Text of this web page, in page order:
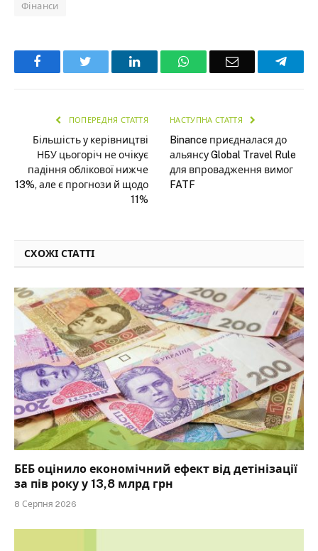
Фінанси
Facebook LinkedInWhatsAppEmail
ПОПЕРЕДНЯ СТАТТЯ
Більшість у керівництві
НБУ цьогоріч не очікує
падіння облікової нижче
13%, але є прогнози й щодо
11%
НАСТУПНА СТАТТЯ
Binance приєдналася до
альянсу Global Travel Rule
для впровадження вимог
FATF
СХОЖІ СТАТТІ
БЕБ оцінило економічний ефект від детінізації
за пів року у 13,8 млрд грн
8 Серпня 2026